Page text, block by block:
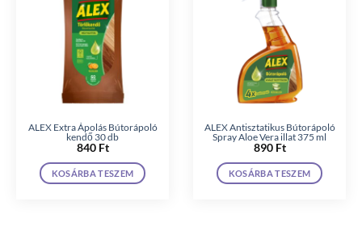
ALEX Extra Ápolás Bútorápoló
kendő 30 db
840 Ft
KOSÁRBA TESZEM
ALEX Antisztatikus Bútorápoló
Spray Aloe Vera illat 375 ml
890 Ft
KOSÁRBA TESZEM